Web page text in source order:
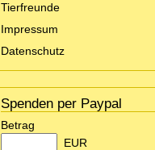
Tierfreunde
Impressum
Datenschutz
Spenden per Paypal
Betrag
EUR